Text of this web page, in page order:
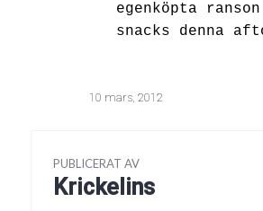
egenköpta
snacks denna
10 mars, 2012
PUBLICERAT AV
Krickelins